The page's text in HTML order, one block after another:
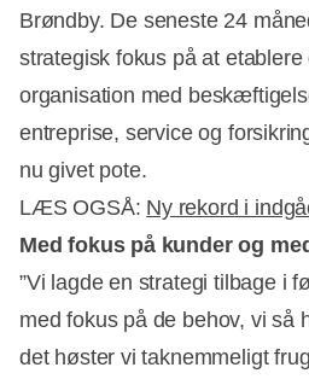
Brøndby. De seneste 24
strategisk fokus på at
organisation med
entreprise, service og
nu givet pote.
LÆS OGSÅ: Ny rekord i
Med fokus på kunder og
”Vi lagde en strategi tilbage i
med fokus på de behov, vi så
det høster vi taknemmeligt